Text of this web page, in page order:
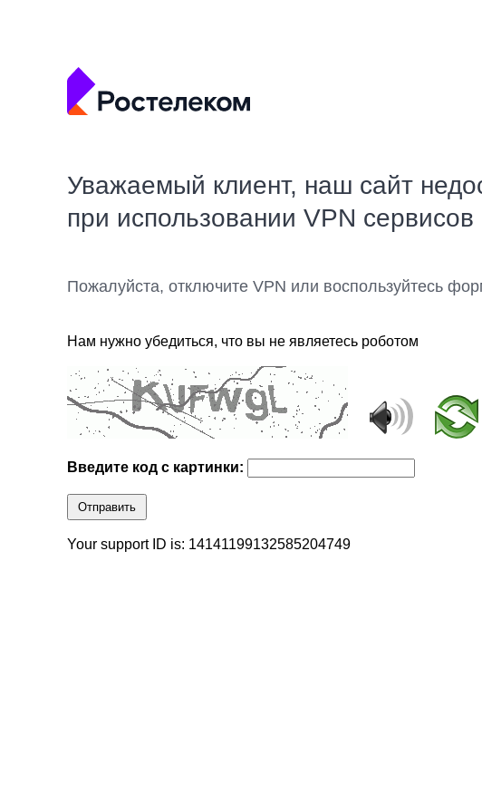
Уважаемый клиент, наш сайт
при использовании VPN сервисов
Пожалуйста, отключите VPN или воспользуйтесь
Нам нужно убедиться, что вы не являетесь роботом
Введите код с картинки:
Отправить
Your support ID is: 14141199132585204749